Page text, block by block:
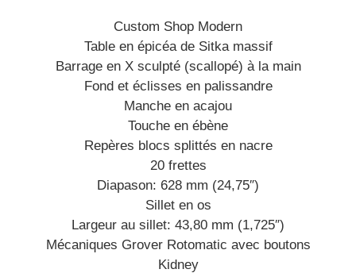
Custom Shop Modern
Table en épicéa de Sitka massif
Barrage en X sculpté (scallopé) à la main
Fond et éclisses en palissandre
Manche en acajou
Touche en ébène
Repères blocs splittés en nacre
20 frettes
Diapason: 628 mm (24,75″)
Sillet en os
Largeur au sillet: 43,80 mm (1,725″)
Mécaniques Grover Rotomatic avec boutons
Kidney